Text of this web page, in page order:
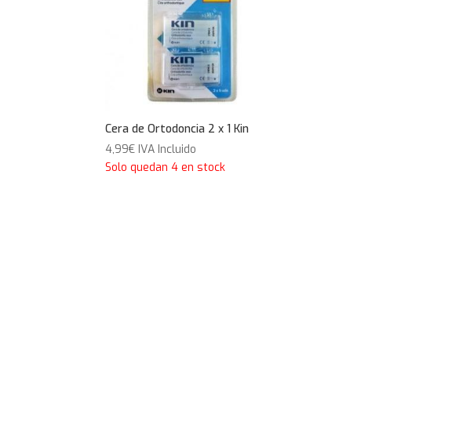
Cera de Ortodoncia 2 x 1 Kin
4,99€ IVA Incluido
Solo quedan 4 en stock